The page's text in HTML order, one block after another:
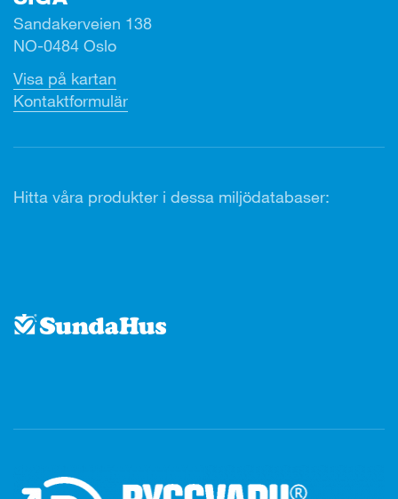
Sandakerveien 138
NO-0484 Oslo
Visa på kartan
Kontaktformulär
Hitta våra produkter i dessa miljödatabaser: